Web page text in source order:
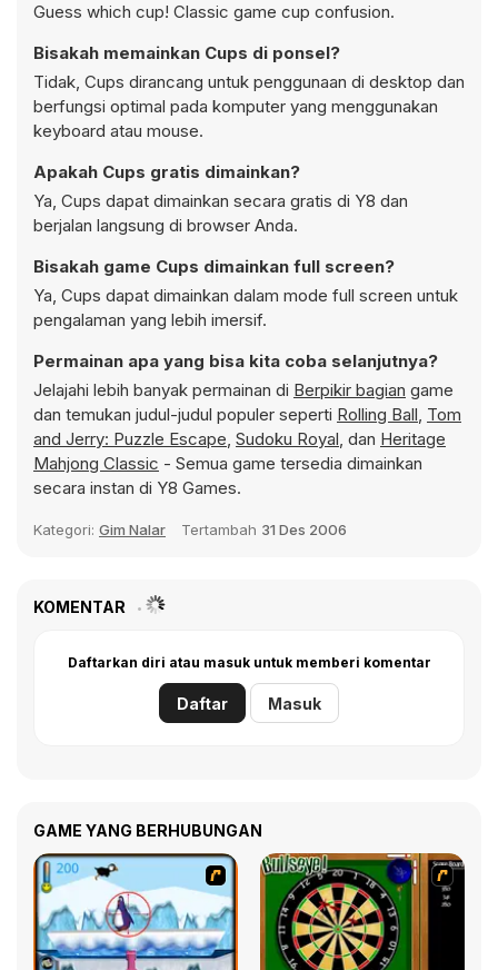
Guess which cup! Classic game cup confusion.
Bisakah memainkan Cups di ponsel?
Tidak, Cups dirancang untuk penggunaan di desktop dan
berfungsi optimal pada komputer yang menggunakan
keyboard atau mouse.
Apakah Cups gratis dimainkan?
Ya, Cups dapat dimainkan secara gratis di Y8 dan
berjalan langsung di browser Anda.
Bisakah game Cups dimainkan full screen?
Ya, Cups dapat dimainkan dalam mode full screen untuk
pengalaman yang lebih imersif.
Permainan apa yang bisa kita coba selanjutnya?
Jelajahi lebih banyak permainan di Berpikir bagian game
dan temukan judul-judul populer seperti Rolling Ball, Tom
and Jerry: Puzzle Escape, Sudoku Royal, dan Heritage
Mahjong Classic - Semua game tersedia dimainkan
secara instan di Y8 Games.
Kategori: Gim Nalar Tertambah 31 Des 2006
KOMENTAR
Daftarkan diri atau masuk untuk memberi komentar
Daftar Masuk
GAME YANG BERHUBUNGAN